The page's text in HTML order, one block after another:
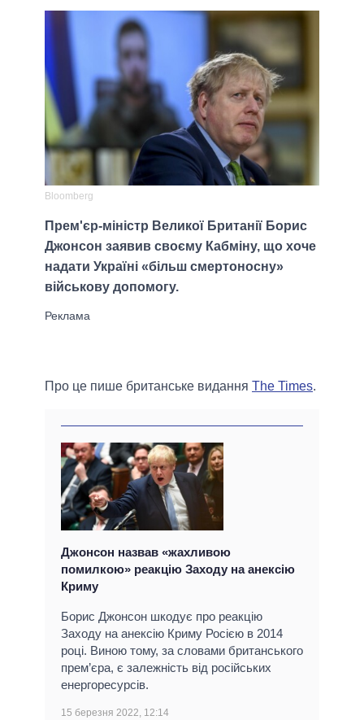
Bloomberg
Прем'єр-міністр Великої Британії Борис
Джонсон заявив своєму Кабміну, що хоче
надати Україні «більш смертоносну»
військову допомогу.
Про це пише британське видання The Times.
Джонсон назвав «жахливою
помилкою» реакцію Заходу на анексію
Криму
Борис Джонсон шкодує про реакцію
Заходу на анексію Криму Росією в 2014
році. Виною тому, за словами британського
прем’єра, є залежність від російських
енергоресурсів.
15 березня 2022, 12:14